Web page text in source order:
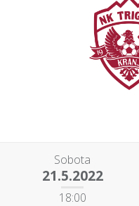
Sobota
21.5.2022
18:00